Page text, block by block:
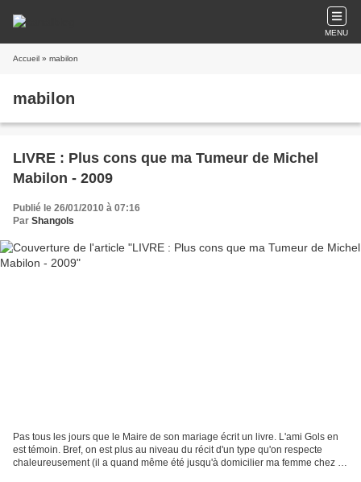
MENU
Accueil » mabilon
mabilon
LIVRE : Plus cons que ma Tumeur de Michel
Mabilon - 2009
Publié le 26/01/2010 à 07:16
Par Shangols
Pas tous les jours que le Maire de son mariage écrit un livre. L'ami Gols en
est témoin. Bref, on est plus au niveau du récit d'un type qu'on respecte
chaleureusement (il a quand même été jusqu'à domicilier ma femme chez lui